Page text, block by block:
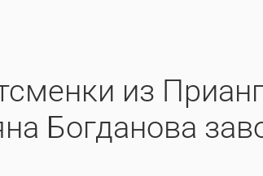
из
Богданова